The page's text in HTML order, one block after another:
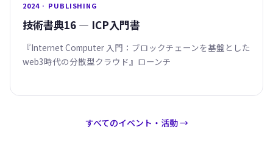
2024 · PUBLISHING
技術書典16 — ICP入門書
『Internet Computer 入門：ブロックチェーンを基盤とした
web3時代の分散型クラウド』ローンチ
すべてのイベント・活動 →